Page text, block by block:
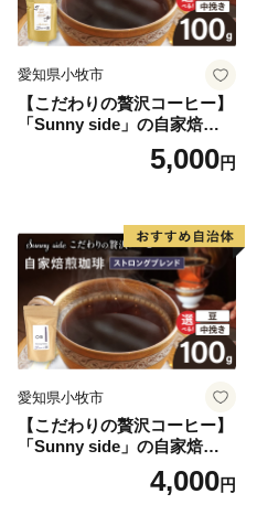
愛知県小牧市
【こだわりの贅沢コーヒー】
「Sunny side」の自家焙煎珈
琲こまきブレンド（100g）
5,000円
愛知県小牧市
【こだわりの贅沢コーヒー】
「Sunny side」の自家焙煎珈
琲ストロングブレンド（100
4,000円